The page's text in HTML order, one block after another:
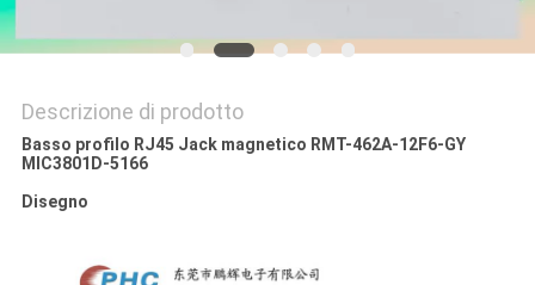
Descrizione di prodotto
Basso profilo RJ45 Jack magnetico RMT-462A-12F6-GY
MIC3801D-5166
Disegno